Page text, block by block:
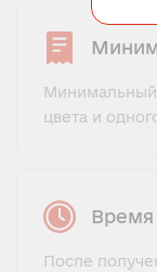
Минимальный
цвета и
Время
После